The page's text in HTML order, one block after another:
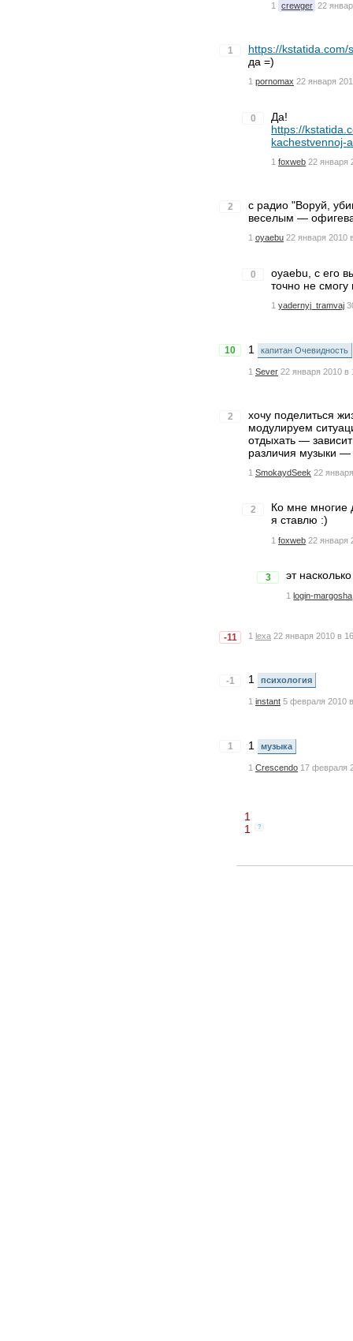
1 crewger 22
1
https://kstatida.com/
да =)
1 pornomax 22 января
0
Да!
https://
kachestvennoj-
1 foxweb 22 января
2
с радио "Воруй,
веселым —
1 oyaebu 22 января 2010
0
oyaebu, с его
точно не
1 yadernyj_tramvaj
10 1 капитан Очевидность
1 Sever 22 января 2010 в
2
хочу поделиться
модулируем
отдыхать —
различия музыки —
1 SmokaydSeek 22
2
Ко мне многие
я ставлю :)
1 foxweb 22 января
3 эт
1 login-margosha
-11 1 lexa 22 января 2010 в
-1 1 психология
1 instant 5 февраля 2010
1 1 музыка
1 Crescendo 17 февраля
1
1
?